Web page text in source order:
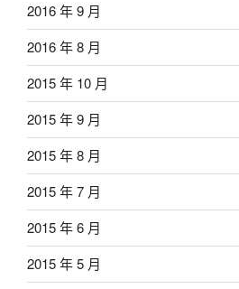
2016 年 9 月
2016 年 8 月
2015 年 10 月
2015 年 9 月
2015 年 8 月
2015 年 7 月
2015 年 6 月
2015 年 5 月